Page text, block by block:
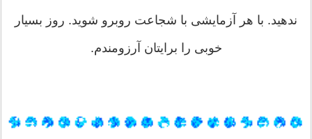
ندهید. با هر آزمایشی با شجاعت روبرو شوید. روز بسیار
خوبی را برایتان آرزومندم.